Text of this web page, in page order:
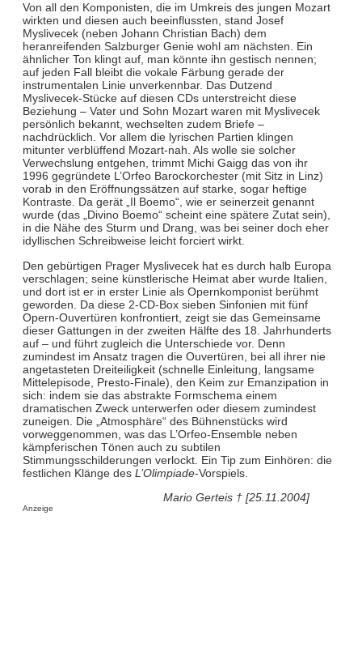
Von all den Komponisten, die im Umkreis des jungen Mozart
wirkten und diesen auch beeinflussten, stand Josef
Myslivecek (neben Johann Christian Bach) dem
heranreifenden Salzburger Genie wohl am nächsten. Ein
ähnlicher Ton klingt auf, man könnte ihn gestisch nennen;
auf jeden Fall bleibt die vokale Färbung gerade der
instrumentalen Linie unverkennbar. Das Dutzend
Myslivecek-Stücke auf diesen CDs unterstreicht diese
Beziehung – Vater und Sohn Mozart waren mit Myslivecek
persönlich bekannt, wechselten zudem Briefe –
nachdrücklich. Vor allem die lyrischen Partien klingen
mitunter verblüffend Mozart-nah. Als wolle sie solcher
Verwechslung entgehen, trimmt Michi Gaigg das von ihr
1996 gegründete L’Orfeo Barockorchester (mit Sitz in Linz)
vorab in den Eröffnungssätzen auf starke, sogar heftige
Kontraste. Da gerät „Il Boemo“, wie er seinerzeit genannt
wurde (das „Divino Boemo“ scheint eine spätere Zutat sein),
in die Nähe des Sturm und Drang, was bei seiner doch eher
idyllischen Schreibweise leicht forciert wirkt.
Den gebürtigen Prager Myslivecek hat es durch halb Europa
verschlagen; seine künstlerische Heimat aber wurde Italien,
und dort ist er in erster Linie als Opernkomponist berühmt
geworden. Da diese 2-CD-Box sieben Sinfonien mit fünf
Opern-Ouvertüren konfrontiert, zeigt sie das Gemeinsame
dieser Gattungen in der zweiten Hälfte des 18. Jahrhunderts
auf – und führt zugleich die Unterschiede vor. Denn
zumindest im Ansatz tragen die Ouvertüren, bei all ihrer nie
angetasteten Dreiteiligkeit (schnelle Einleitung, langsame
Mittelepisode, Presto-Finale), den Keim zur Emanzipation in
sich: indem sie das abstrakte Formschema einem
dramatischen Zweck unterwerfen oder diesem zumindest
zuneigen. Die „Atmosphäre“ des Bühnenstücks wird
vorweggenommen, was das L’Orfeo-Ensemble neben
kämpferischen Tönen auch zu subtilen
Stimmungsschilderungen verlockt. Ein Tip zum Einhören: die
festlichen Klänge des L’Olimpiade-Vorspiels.
Mario Gerteis † [25.11.2004]
Anzeige